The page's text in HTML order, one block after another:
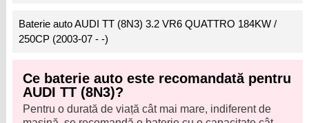
Baterie auto AUDI TT (8N3) 3.2 VR6 QUATTRO 184KW /
250CP (2003-07 - -)
Ce baterie auto este recomandată pentru
AUDI TT (8N3)?
Pentru o durată de viață cât mai mare, indiferent de